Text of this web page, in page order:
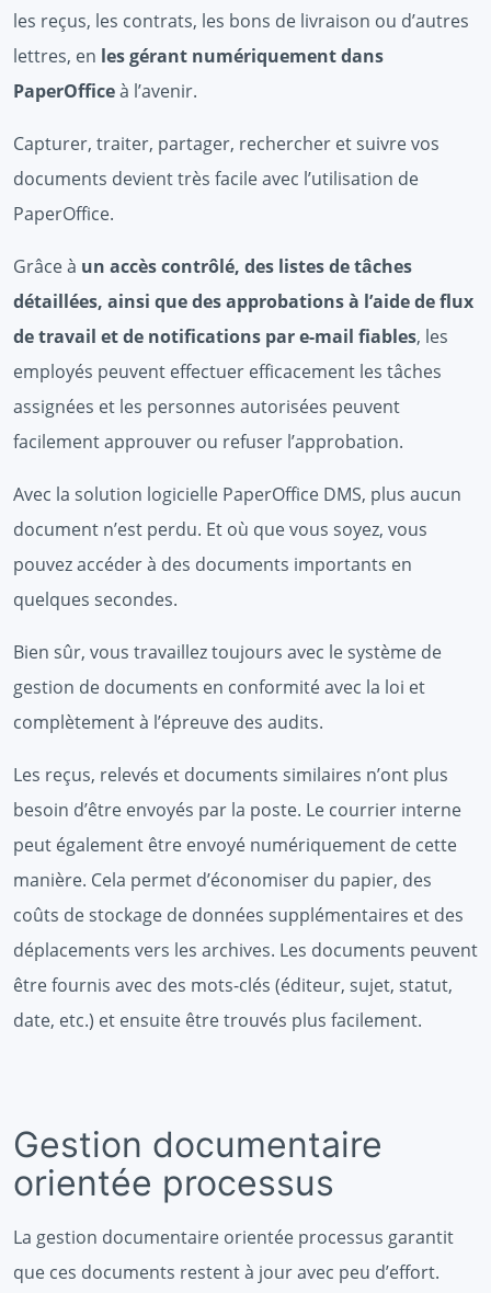
les reçus, les contrats, les bons de livraison ou d’autres
lettres, en les gérant numériquement dans
PaperOfficeà l’avenir.
Capturer, traiter, partager, rechercher et suivre vos
documents devient très facile avec l’utilisation de
PaperOffice.
Grâce à un accès contrôlé, des listes de tâches
détaillées, ainsi que des approbations à l’aide de flux
de travail et de notifications par e-mail fiables, les
employés peuvent effectuer efficacement les tâches
assignées et les personnes autorisées peuvent
facilement approuver ou refuser l’approbation.
Avec la solution logicielle PaperOffice DMS, plus aucun
document n’est perdu. Et où que vous soyez, vous
pouvez accéder à des documents importants en
quelques secondes.
Bien sûr, vous travaillez toujours avec le système de
gestion de documents en conformité avec la loi et
complètement à l’épreuve des audits.
Les reçus, relevés et documents similaires n’ont plus
besoin d’être envoyés par la poste. Le courrier interne
peut également être envoyé numériquement de cette
manière. Cela permet d’économiser du papier, des
coûts de stockage de données supplémentaires et des
déplacements vers les archives. Les documents peuvent
être fournis avec des mots-clés (éditeur, sujet, statut,
date, etc.) et ensuite être trouvés plus facilement.
Gestion documentaire
orientée processus
La gestion documentaire orientée processus garantit
que ces documents restent à jour avec peu d’effort.